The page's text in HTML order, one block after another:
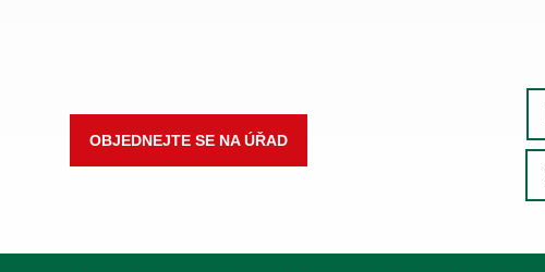
OBJEDNEJTE SE NA ÚŘAD